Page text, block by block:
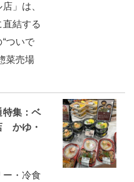
」は、
結する
ついで
菜売場
特集：ベ
かゆ・
・冷食